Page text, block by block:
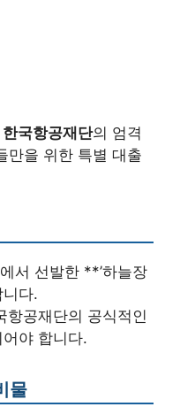
한국항공재단의 엄격
만을 위한 특별 대출
서 선발한 **’하늘장
다.
항공재단의 공식적인
야 합니다.
물